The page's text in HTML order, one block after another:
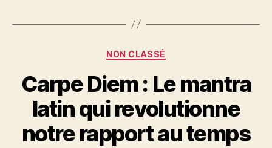
Catégories
NON CLASSÉ
Carpe Diem : Le mantra
latin qui revolutionne
notre rapport au temps